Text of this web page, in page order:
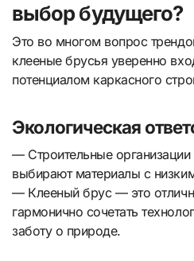
выбор будущего?
Это во многом вопрос
клееные брусья уверенно
потенциалом каркасного
Экологическая
— Строительные
выбирают материалы с
— Клееный брус — это
гармонично сочетать
заботу о природе.